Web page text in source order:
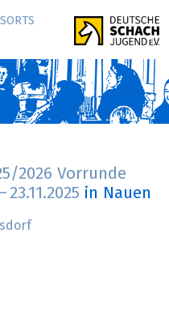
2026 Vorrunde
– 23.11.2025 in Nauen